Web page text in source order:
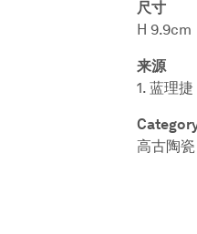
尺寸
H 9.9cm
来源
1. 蓝理
高古陶瓷